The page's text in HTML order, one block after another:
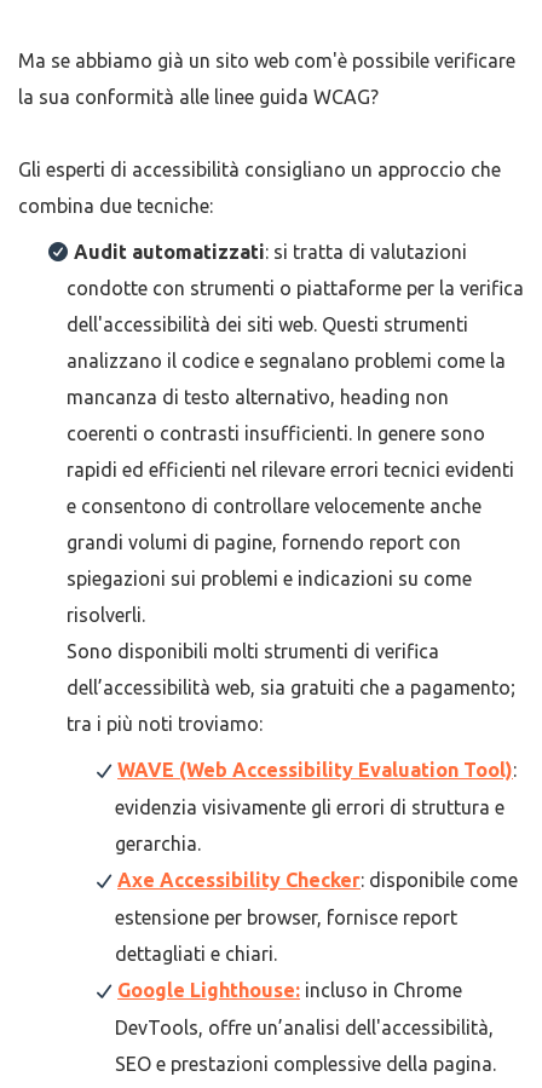
Ma se abbiamo già un sito web com'è possibile verificare
la sua conformità alle linee guida WCAG?
Gli esperti di accessibilità consigliano un approccio che
combina due tecniche:
Audit automatizzati: si tratta di valutazioni
condotte con strumenti o piattaforme per la verifica
dell'accessibilità dei siti web. Questi strumenti
analizzano il codice e segnalano problemi come la
mancanza di testo alternativo, heading non
coerenti o contrasti insufficienti. In genere sono
rapidi ed efficienti nel rilevare errori tecnici evidenti
e consentono di controllare velocemente anche
grandi volumi di pagine, fornendo report con
spiegazioni sui problemi e indicazioni su come
risolverli.
Sono disponibili molti strumenti di verifica
dell’accessibilità web, sia gratuiti che a pagamento;
tra i più noti troviamo:
WAVE (Web Accessibility Evaluation Tool):
evidenzia visivamente gli errori di struttura e
gerarchia.
Axe Accessibility Checker: disponibile come
estensione per browser, fornisce report
dettagliati e chiari.
Google Lighthouse: incluso in Chrome
DevTools, offre un’analisi dell'accessibilità,
SEO e prestazioni complessive della pagina.